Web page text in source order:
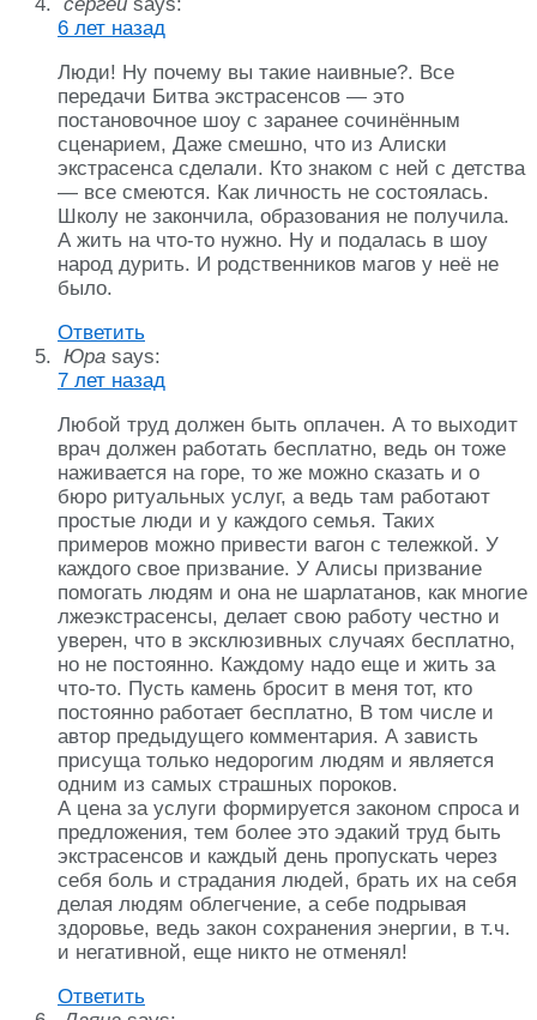
6 лет назад
Люди! Ну почему вы такие наивные?. Все
передачи Битва экстрасенсов — это
постановочное шоу с заранее сочинённым
сценарием, Даже смешно, что из Алиски
экстрасенса сделали. Кто знаком с ней с детства
— все смеются. Как личность не состоялась.
Школу не закончила, образования не получила.
А жить на что-то нужно. Ну и подалась в шоу
народ дурить. И родственников магов у неё не
было.
Ответить
Юра says:
7 лет назад
Любой труд должен быть оплачен. А то выходит
врач должен работать бесплатно, ведь он тоже
наживается на горе, то же можно сказать и о
бюро ритуальных услуг, а ведь там работают
простые люди и у каждого семья. Таких
примеров можно привести вагон с тележкой. У
каждого свое призвание. У Алисы призвание
помогать людям и она не шарлатанов, как многие
лжеэкстрасенсы, делает свою работу честно и
уверен, что в эксклюзивных случаях бесплатно,
но не постоянно. Каждому надо еще и жить за
что-то. Пусть камень бросит в меня тот, кто
постоянно работает бесплатно, В том числе и
автор предыдущего комментария. А зависть
присуща только недорогим людям и является
одним из самых страшных пороков.
А цена за услуги формируется законом спроса и
предложения, тем более это эдакий труд быть
экстрасенсов и каждый день пропускать через
себя боль и страдания людей, брать их на себя
делая людям облегчение, а себе подрывая
здоровье, ведь закон сохранения энергии, в т.ч.
и негативной, еще никто не отменял!
Ответить